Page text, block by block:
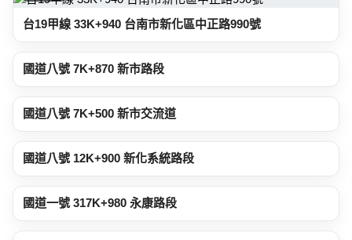
台19甲線 33K+940 台南市新化區中正路990號
國道八號 7K+870 新市路段
國道八號 7K+500 新市交流道
國道八號 12K+900 新化系統路段
國道一號 317K+980 永康路段